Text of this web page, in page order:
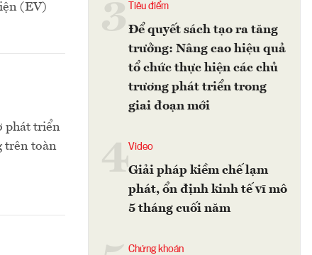
(EV)
phát triển
trên toàn
Tiêu điểm
Để quyết sách tạo ra tăng
trưởng: Nâng cao hiệu quả
tổ chức thực hiện các chủ
trương phát triển trong
giai đoạn mới
4Video
Giải pháp kiềm chế lạm
phát, ổn định kinh tế vĩ mô
5 tháng cuối năm
Chứng khoán